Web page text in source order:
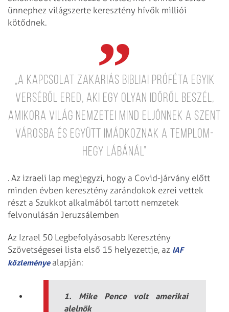
ünnephez világszerte keresztény hívők milliói
kötődnek.
„A kapcsolat Zakariás bibliai próféta egyik
verséből ered, aki egy olyan időről beszél,
amikora világ nemzetei mind eljönnek a Szent
Városba és együtt imádkoznak a Templom-
hegy lábánál”
. Az izraeli lap megjegyzi, hogy a Covid-járvány előtt
minden évben keresztény zarándokok ezrei vettek
részt a Szukkot alkalmából tartott nemzetek
felvonulásán Jeruzsálemben
Az Izrael 50 Legbefolyásosabb Keresztény
Szövetségesei lista első 15 helyezettje, az IAF
közleményealapján:
1. Mike Pence volt amerikai
alelnök